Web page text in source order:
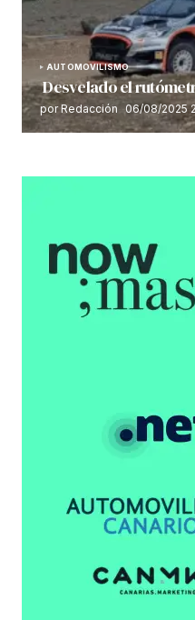
AUTOMOVILISMO
Desvelado el
por Redacción 06/08/2025